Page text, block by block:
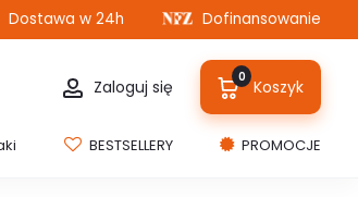
Dostawa w 24h Dofinansowanie
Zaloguj się 0 Koszyk
BESTSELLERY PROMOCJE